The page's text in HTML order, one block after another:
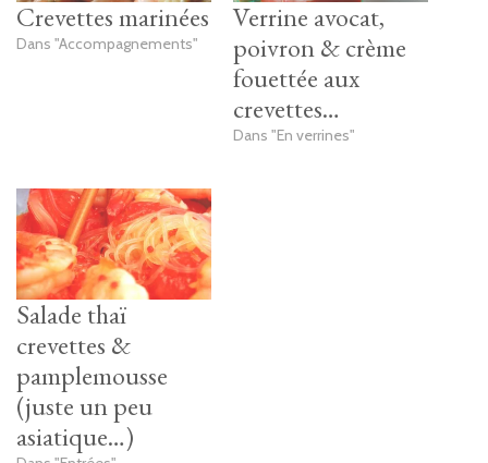
Crevettes marinées
Dans "Accompagnements"
Verrine avocat,
poivron & crème
fouettée aux
crevettes…
Dans "En verrines"
Salade thaï
crevettes &
pamplemousse
(juste un peu
asiatique…)